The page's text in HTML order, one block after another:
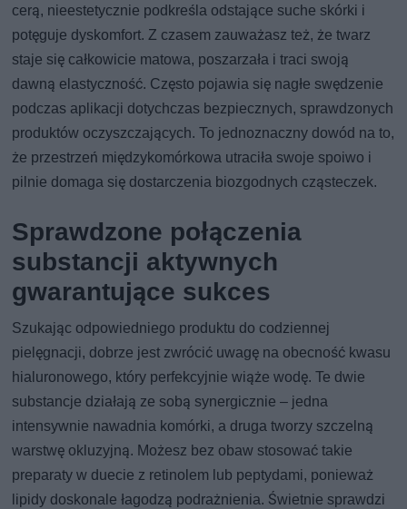
cerą, nieestetycznie podkreśla odstające suche skórki i
potęguje dyskomfort. Z czasem zauważasz też, że twarz
staje się całkowicie matowa, poszarzała i traci swoją
dawną elastyczność. Często pojawia się nagłe swędzenie
podczas aplikacji dotychczas bezpiecznych, sprawdzonych
produktów oczyszczających. To jednoznaczny dowód na to,
że przestrzeń międzykomórkowa utraciła swoje spoiwo i
pilnie domaga się dostarczenia biozgodnych cząsteczek.
Sprawdzone połączenia
substancji aktywnych
gwarantujące sukces
Szukając odpowiedniego produktu do codziennej
pielęgnacji, dobrze jest zwrócić uwagę na obecność kwasu
hialuronowego, który perfekcyjnie wiąże wodę. Te dwie
substancje działają ze sobą synergicznie – jedna
intensywnie nawadnia komórki, a druga tworzy szczelną
warstwę okluzyjną. Możesz bez obaw stosować takie
preparaty w duecie z retinolem lub peptydami, ponieważ
lipidy doskonale łagodzą podrażnienia. Świetnie sprawdzi